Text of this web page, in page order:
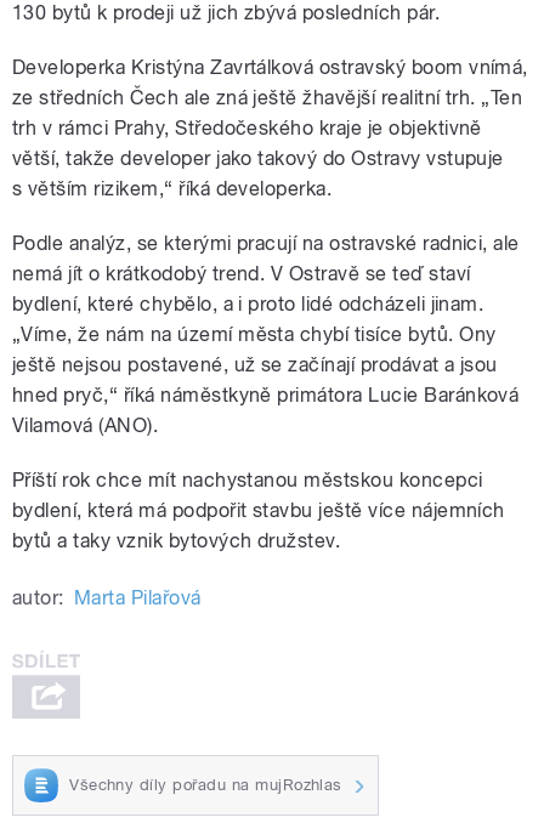
130 bytů k prodeji už jich zbývá posledních pár.
Developerka Kristýna Zavrtálková ostravský boom vnímá,
ze středních Čech ale zná ještě žhavější realitní trh. „Ten
trh v rámci Prahy, Středočeského kraje je objektivně
větší, takže developer jako takový do Ostravy vstupuje
s větším rizikem,“ říká developerka.
Podle analýz, se kterými pracují na ostravské radnici, ale
nemá jít o krátkodobý trend. V Ostravě se teď staví
bydlení, které chybělo, a i proto lidé odcházeli jinam.
„Víme, že nám na území města chybí tisíce bytů. Ony
ještě nejsou postavené, už se začínají prodávat a jsou
hned pryč,“ říká náměstkyně primátora Lucie Baránková
Vilamová (ANO).
Příští rok chce mít nachystanou městskou koncepci
bydlení, která má podpořit stavbu ještě více nájemních
bytů a taky vznik bytových družstev.
autor: Marta Pilařová
Všechny díly pořadu na mujRozhlas